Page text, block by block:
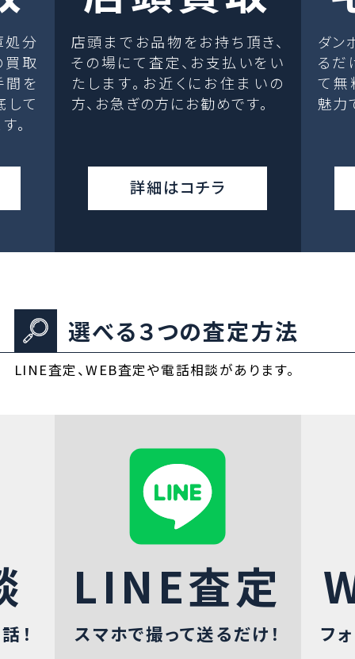
処分
取
間を
して
。
店頭までお品物をお持ち頂き、
その場にて査定、お支払いをい
たします。お近くにお住まいの
方、お急ぎの方にお勧めです。
詳細はコチラ
ダン
るだ
て無
魅力
選べる３つの査定方法
LINE査定、WEB査定や電話相談があります。
！
LINE査定
スマホで撮って送るだけ！ フ